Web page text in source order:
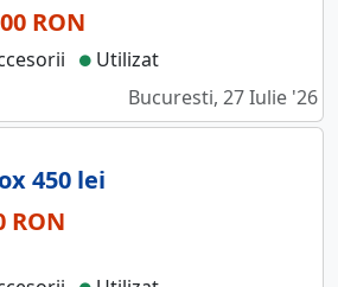
RON
Utilizat
Bucuresti, 27 Iulie '26
450 lei
RON